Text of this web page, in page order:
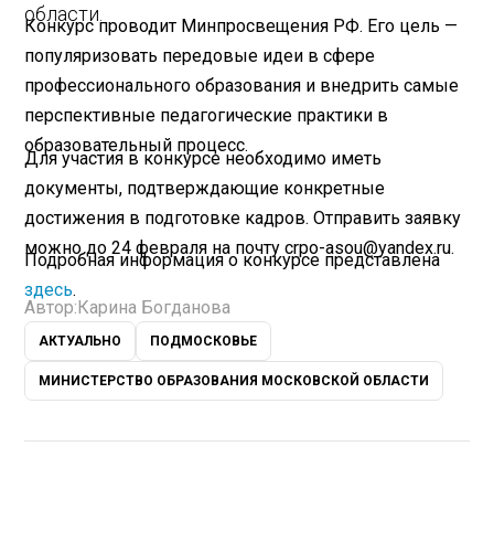
области.
Конкурс проводит Минпросвещения РФ. Его цель —
популяризовать передовые идеи в сфере
профессионального образования и внедрить самые
перспективные педагогические практики в
образовательный процесс.
Для участия в конкурсе необходимо иметь
документы, подтверждающие конкретные
достижения в подготовке кадров. Отправить заявку
можно до 24 февраля на почту crpo-asou@yandex.ru.
Подробная информация о конкурсе представлена
здесь.
Автор: Карина Богданова
АКТУАЛЬНО ПОДМОСКОВЬЕ
МИНИСТЕРСТВО ОБРАЗОВАНИЯ МОСКОВСКОЙ ОБЛАСТИ